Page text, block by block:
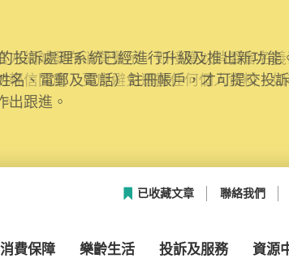
投訴處理系統已經進行升級及推出新功能
名、電郵及電話）註冊帳戶，才可提交投
出跟進。
已收藏文章 聯絡我們
消費保障 樂齡生活 投訴及服務 資源